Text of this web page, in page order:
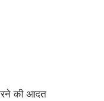
की आदत